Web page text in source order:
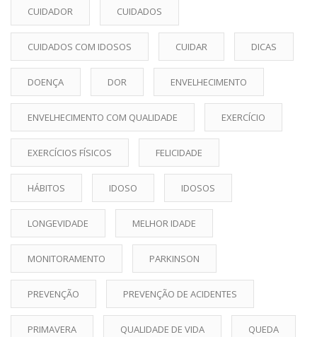
CUIDADOR CUIDADOS
CUIDADOS COM IDOSOS CUIDAR DICAS
DOENÇA DOR ENVELHECIMENTO
ENVELHECIMENTO COM QUALIDADE EXERCÍCIO
EXERCÍCIOS FÍSICOS FELICIDADE
HÁBITOS IDOSO IDOSOS
LONGEVIDADE MELHOR IDADE
MONITORAMENTO PARKINSON
PREVENÇÃO PREVENÇÃO DE ACIDENTES
PRIMAVERA QUALIDADE DE VIDA QUEDA